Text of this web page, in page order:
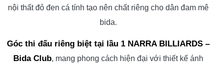
nội thất đỏ đen cá tính tạo nên chất riêng cho dân đam mê
bida.
Góc thi đấu riêng biệt tại lầu 1 NARRA BILLIARDS –
Bida Club, mang phong cách hiện đại với thiết kế ánh